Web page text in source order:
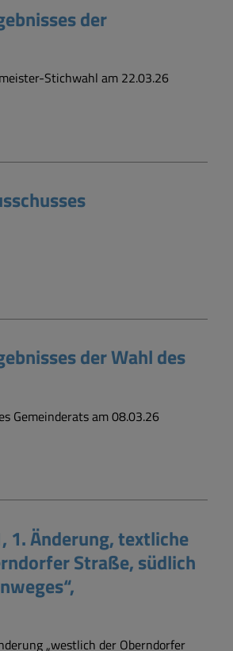
der
Stichwahl am 22.03.26
der Wahl des
Gemeinderats am 08.03.26
1. Änderung, textliche
Straße, südlich
„westlich der Oberndorfer